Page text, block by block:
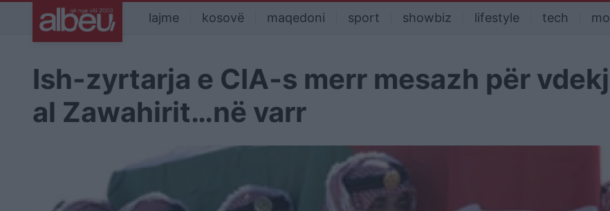
lajme kosovë maqedoni sport showbiz lifestyle tech
Ish-zyrtarja e CIA-s merr mesazh për
al Zawahirit…në varr